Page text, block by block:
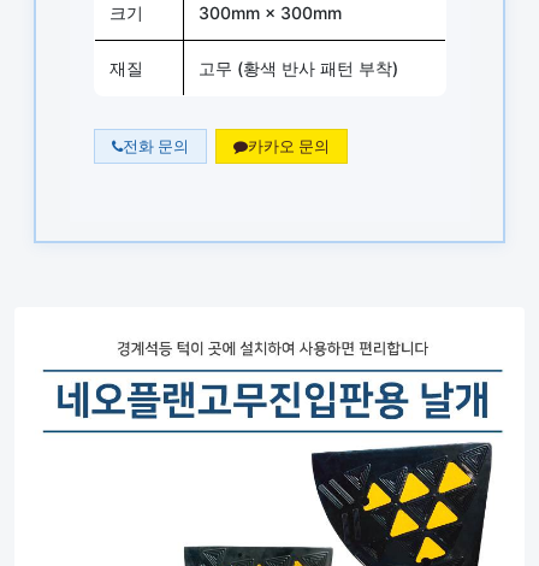
크기 300mm × 300mm
재질 고무 (황색 반사 패턴 부착)
전화 문의 카카오 문의